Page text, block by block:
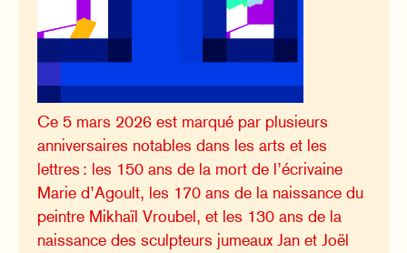
Ce 5 mars 2026 est marqué par plusieurs
anniversaires notables dans les arts et les
lettres : les 150 ans de la mort de l’écrivaine
Marie d’Agoult, les 170 ans de la naissance du
peintre Mikhaïl Vroubel, et les 130 ans de la
naissance des sculpteurs jumeaux Jan et Joël